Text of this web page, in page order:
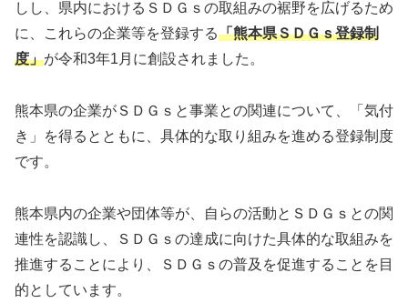
しし、県内におけるＳＤＧｓの取組みの裾野を広げるため
に、これらの企業等を登録する「熊本県ＳＤＧｓ登録制
度」が令和3年1月に創設されました。
熊本県の企業がＳＤＧｓと事業との関連について、「気付
き」を得るとともに、具体的な取り組みを進める登録制度
です。
熊本県内の企業や団体等が、自らの活動とＳＤＧｓとの関
連性を認識し、ＳＤＧｓの達成に向けた具体的な取組みを
推進することにより、ＳＤＧｓの普及を促進することを目
的としています。